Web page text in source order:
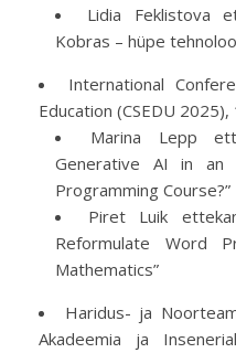
Lidia Feklistova
Kobras – hüpe
International
Education (CSEDU
Marina Lepp
Generative AI in an
Programming Course?”
Piret Luik
Reformulate Word
Mathematics”
Haridus- ja
Akadeemia ja